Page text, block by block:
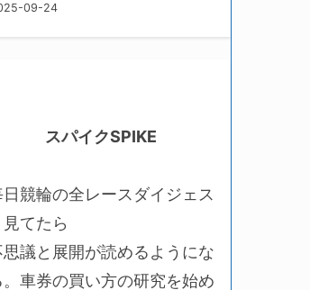
09-24
スパイクSPIKE
日競輪の全レースダイジェス
見てたら
思議と展開が読めるようにな
。車券の買い方の研究を始め